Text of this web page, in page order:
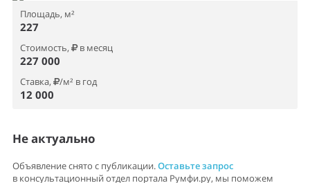
Площадь, м²
227
Стоимость, в месяц
227 000
Ставка, /м² в год
12 000
Не актуально
Объявление снято с публикации.Оставьте запрос
в консультационный отдел портала Румфи.ру, мы поможем